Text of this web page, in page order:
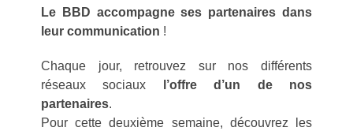
Le BBD accompagne ses partenaires dans
leur communication !
Chaque jour, retrouvez sur nos différents
réseaux sociaux
l’offre d’un de nos
partenaires.
Pour cette deuxième semaine, découvrez les